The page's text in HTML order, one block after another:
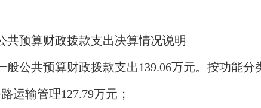
共预算财政拨款支出决算情况说明
般公共预算财政拨款支出139.06万元。按功能分
运输管理127.79万元；